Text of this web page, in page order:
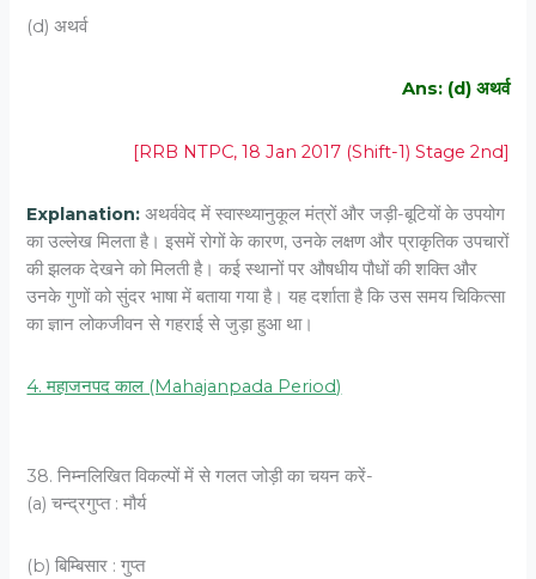
(d) अथर्व
Ans: (d) अथर्व
[RRB NTPC, 18 Jan 2017 (Shift-1) Stage 2nd]
Explanation: अथर्ववेद में स्वास्थ्यानुकूल मंत्रों और जड़ी-बूटियों के उपयोग
का उल्लेख मिलता है। इसमें रोगों के कारण, उनके लक्षण और प्राकृतिक उपचारों
की झलक देखने को मिलती है। कई स्थानों पर औषधीय पौधों की शक्ति और
उनके गुणों को सुंदर भाषा में बताया गया है। यह दर्शाता है कि उस समय चिकित्सा
का ज्ञान लोकजीवन से गहराई से जुड़ा हुआ था।
4. महाजनपद काल (Mahajanpada Period)
38. निम्नलिखित विकल्पों में से गलत जोड़ी का चयन करें-
(a) चन्द्रगुप्त : मौर्य
(b) बिम्बिसार : गुप्त